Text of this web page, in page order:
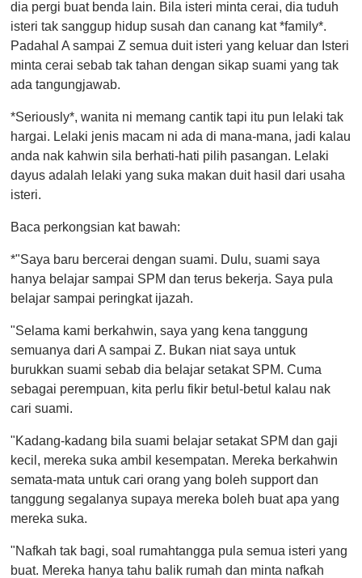
dia pergi buat benda lain. Bila isteri minta cerai, dia tuduh
isteri tak sanggup hidup susah dan canang kat *family*.
Padahal A sampai Z semua duit isteri yang keluar dan Isteri
minta cerai sebab tak tahan dengan sikap suami yang tak
ada tangungjawab.
*Seriously*, wanita ni memang cantik tapi itu pun lelaki tak
hargai. Lelaki jenis macam ni ada di mana-mana, jadi kalau
anda nak kahwin sila berhati-hati pilih pasangan. Lelaki
dayus adalah lelaki yang suka makan duit hasil dari usaha
isteri.
Baca perkongsian kat bawah:
*"Saya baru bercerai dengan suami. Dulu, suami saya
hanya belajar sampai SPM dan terus bekerja. Saya pula
belajar sampai peringkat ijazah.
"Selama kami berkahwin, saya yang kena tanggung
semuanya dari A sampai Z. Bukan niat saya untuk
burukkan suami sebab dia belajar setakat SPM. Cuma
sebagai perempuan, kita perlu fikir betul-betul kalau nak
cari suami.
"Kadang-kadang bila suami belajar setakat SPM dan gaji
kecil, mereka suka ambil kesempatan. Mereka berkahwin
semata-mata untuk cari orang yang boleh support dan
tanggung segalanya supaya mereka boleh buat apa yang
mereka suka.
"Nafkah tak bagi, soal rumahtangga pula semua isteri yang
buat. Mereka hanya tahu balik rumah dan minta nafkah